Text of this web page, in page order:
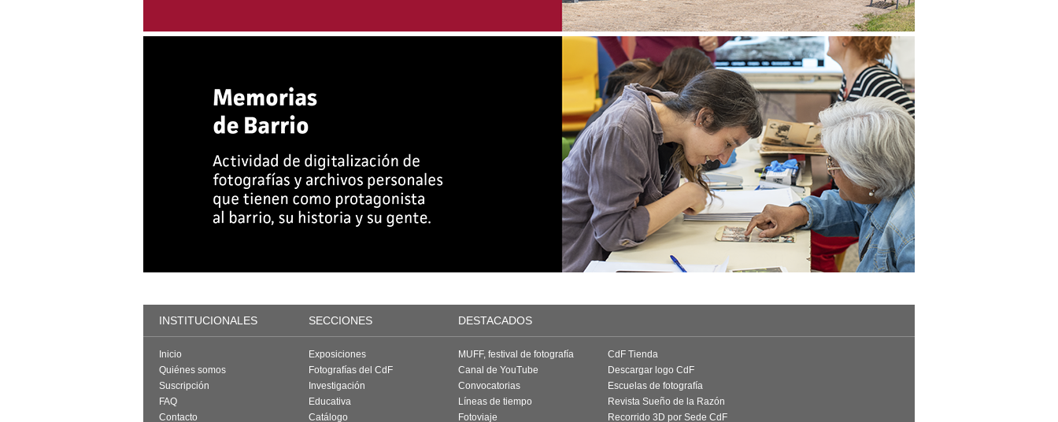
INSTITUCIONALES SECCIONES DESTACADOS
Inicio
Quiénes somos
Suscripción
FAQ
Contacto
Exposiciones
Fotografías del CdF
Investigación
Educativa
Catálogo
MUFF, festival de fotografía
Canal de YouTube
Convocatorias
Líneas de tiempo
Fotoviaje
CdF Tienda
Descargar logo CdF
Escuelas de fotografía
Revista Sueño de la Razón
Recorrido 3D por Sede CdF